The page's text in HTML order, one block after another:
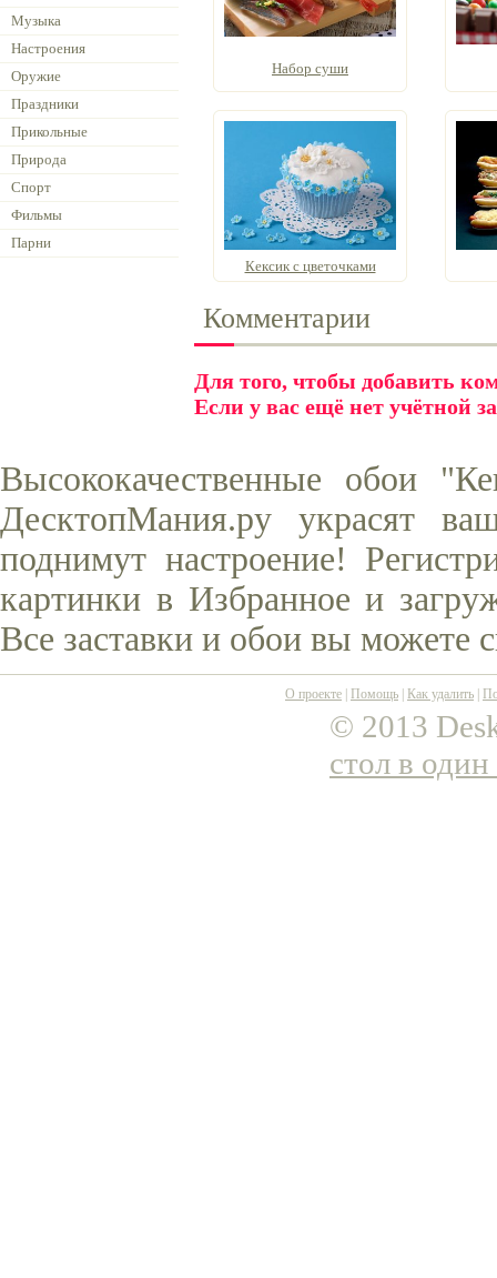
Музыка
Настроения
Оружие
Праздники
Прикольные
Природа
Спорт
Фильмы
Парни
Набор суши
Кексик с цветочками
Комментарии
Для того, чтобы добавить
Если у вас ещё нет учётной
Высококачественные обои
ДесктопМания.ру украсят
поднимут настроение!
картинки в Избранное и
Все заставки и обои вы можете
О проекте Помощь Как удалить
© 2013
стол в